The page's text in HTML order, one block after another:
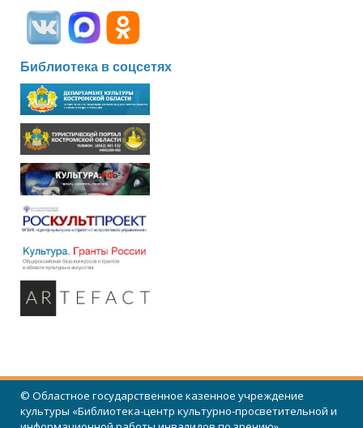
Библиотека в соцсетях
© Областное государственное казенное учреждение
культуры «Библиотека-центр культурно-просветительной и